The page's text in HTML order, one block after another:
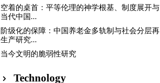
空着的桌首：平等伦理的神学根基、制度展开与
当代中国...
阶级化的保障：中国养老金多轨制与社会分层再
生产研究...
当今文明的脆弱性研究
Technology